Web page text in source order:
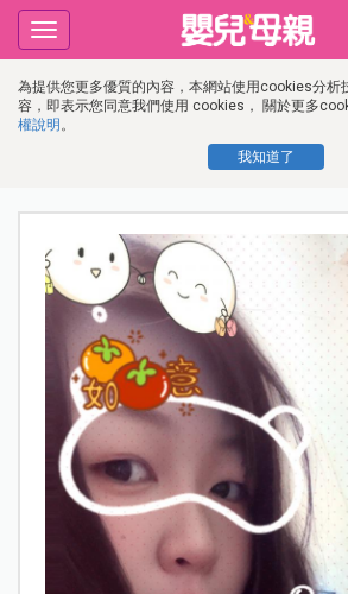
為提供您更多優質的內容，本網站使用cookies分析
容，即表示您同意我們使用 cookies， 關於更多
權說明 。
我知道了
Toggle
navigation